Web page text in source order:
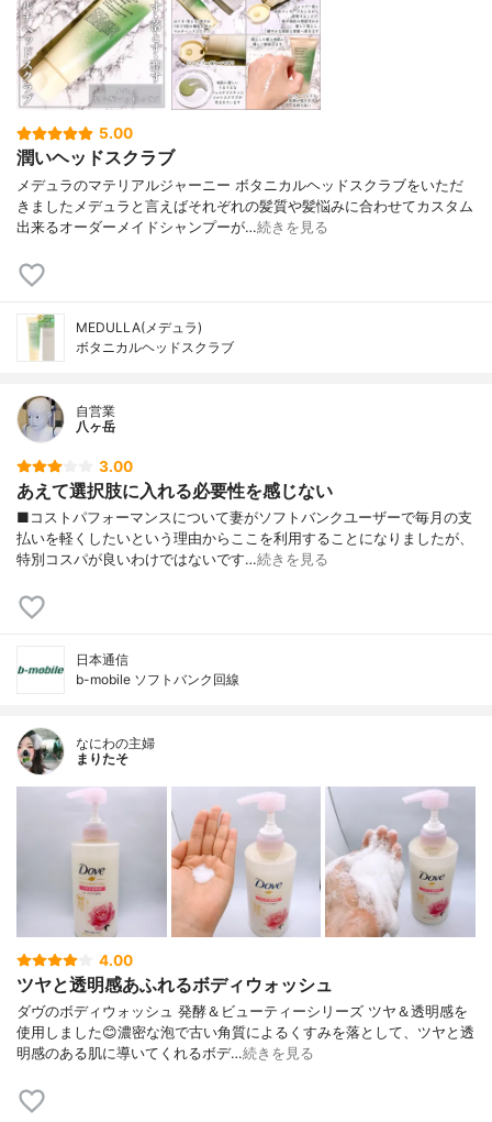
5.00
潤いヘッドスクラブ
メデュラのマテリアルジャーニー ボタニカルヘッドスクラブをいただ
きましたメデュラと言えばそれぞれの髪質や髪悩みに合わせてカスタム
出来るオーダーメイドシャンプーが…続きを見る
MEDULLA(メデュラ)
ボタニカルヘッドスクラブ
自営業
八ヶ岳
3.00
あえて選択肢に入れる必要性を感じない
■コストパフォーマンスについて妻がソフトバンクユーザーで毎月の支
払いを軽くしたいという理由からここを利用することになりましたが、
特別コスパが良いわけではないです…続きを見る
日本通信
b-mobile ソフトバンク回線
なにわの主婦
まりたそ
4.00
ツヤと透明感あふれるボディウォッシュ
ダヴのボディウォッシュ 発酵＆ビューティーシリーズ ツヤ＆透明感を
使用しました😊濃密な泡で古い角質によるくすみを落として、ツヤと透
明感のある肌に導いてくれるボデ…続きを見る